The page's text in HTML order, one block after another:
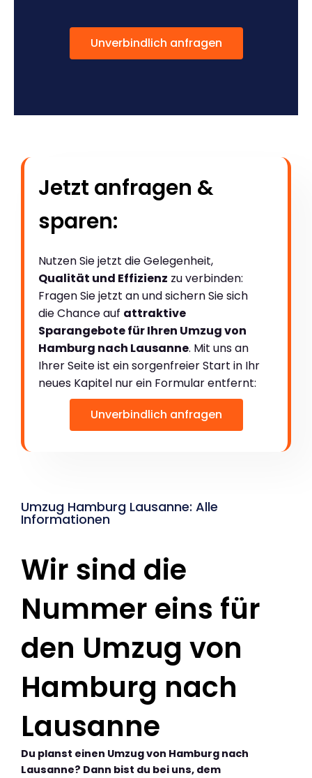
Unverbindlich anfragen
Jetzt anfragen &
sparen:
Nutzen Sie jetzt die Gelegenheit,
Qualität und Effizienz zu verbinden:
Fragen Sie jetzt an und sichern Sie sich
die Chance auf attraktive
Sparangebote für Ihren Umzug von
Hamburg nach Lausanne. Mit uns an
Ihrer Seite ist ein sorgenfreier Start in Ihr
neues Kapitel nur ein Formular entfernt:
Unverbindlich anfragen
Umzug Hamburg Lausanne: Alle
Informationen
Wir sind die
Nummer eins für
den Umzug von
Hamburg nach
Lausanne
Du planst einen Umzug von Hamburg nach
Lausanne? Dann bist du bei uns, dem